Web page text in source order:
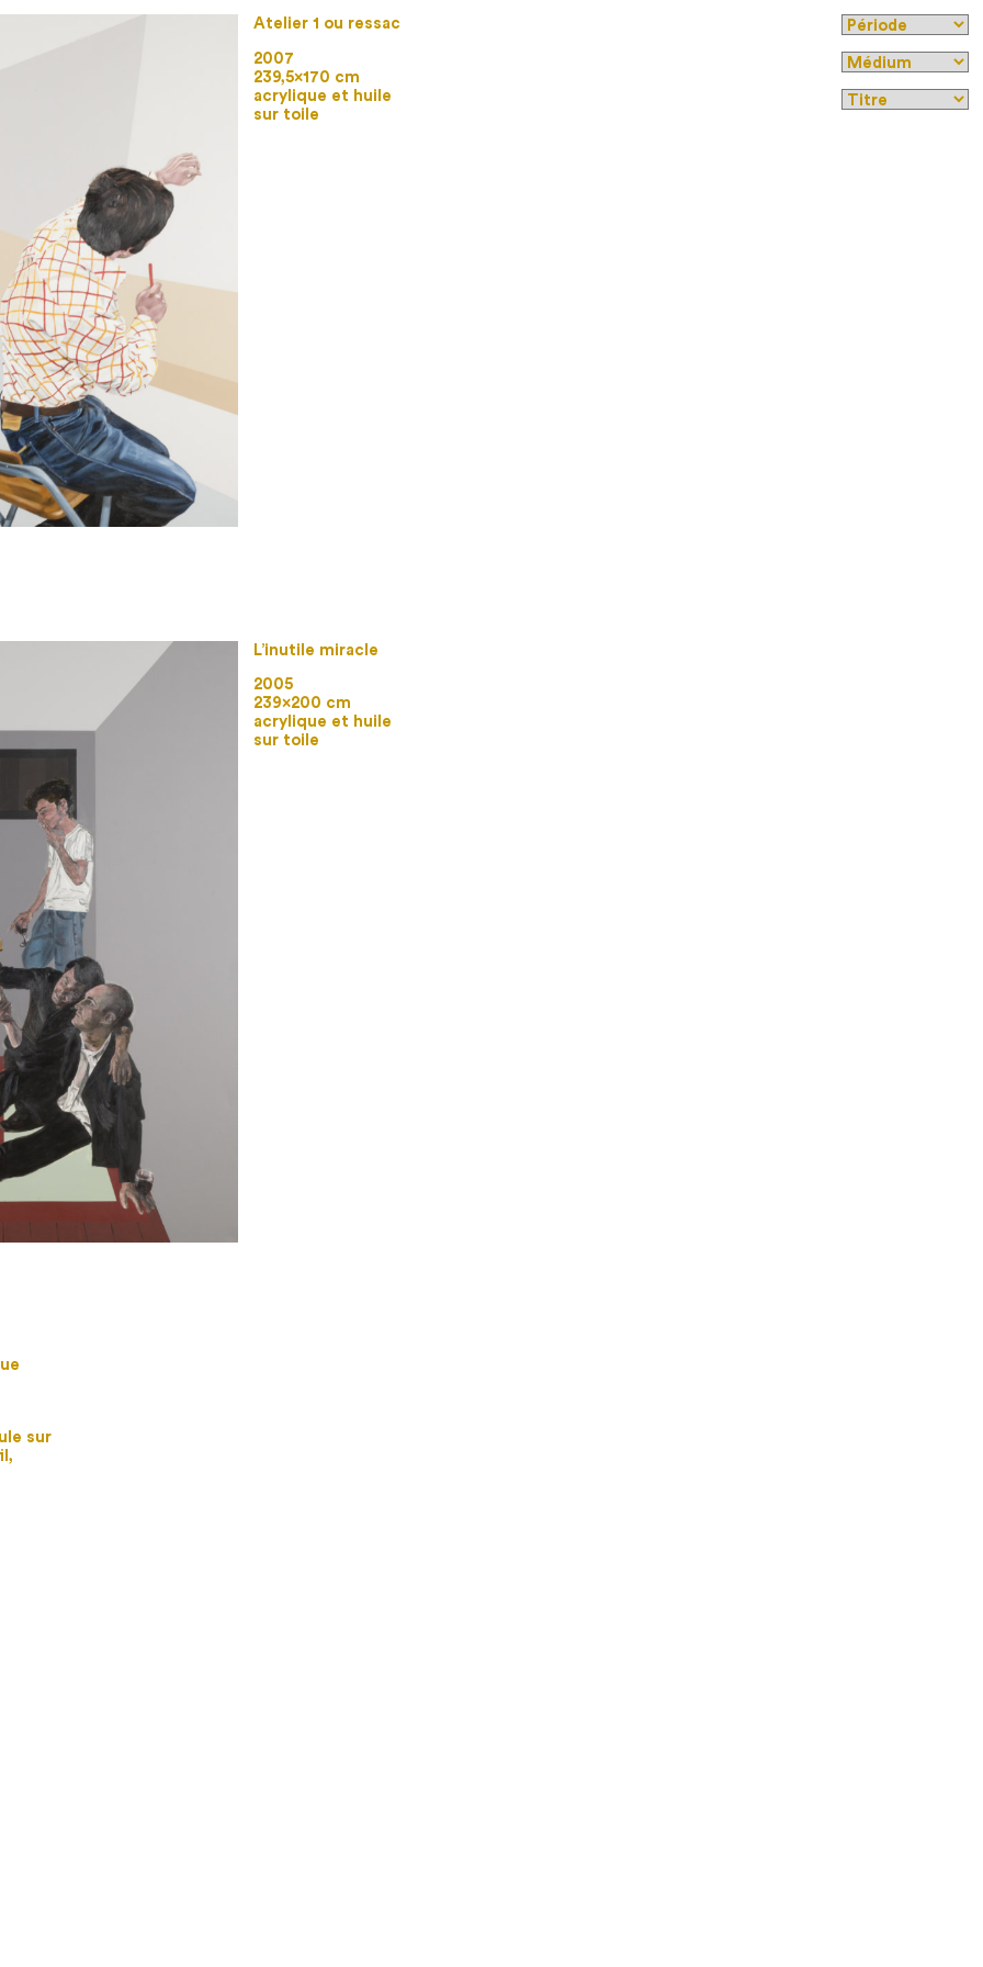
Atelier 1 ou ressac
2007
239,5×170 cm
acrylique et huile
sur toile
L’inutile miracle
2005
239×200 cm
acrylique et huile
sur toile
sur